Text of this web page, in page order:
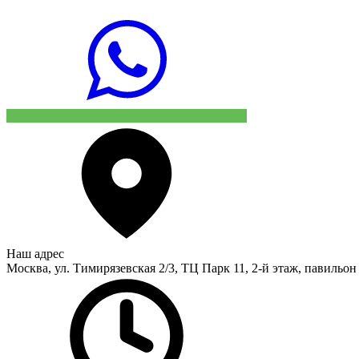
Наш адрес
Москва, ул. Тимирязевская 2/3, ТЦ Парк 11, 2-й этаж,